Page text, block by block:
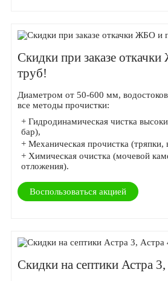
Скидки при заказе
труб!
Диаметром от 50-600 мм,
все методы прочистки:
+ Гидродинамическая чистка
бар),
+ Механическая прочистка (тряпки,
+ Химическая очистка (мочевой
отложения).
Воспользоваться акцией
Скидки на септики Астра